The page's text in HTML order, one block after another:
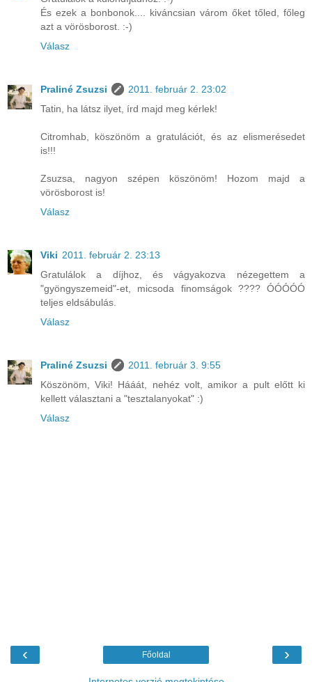
És ezek a bonbonok.... kiváncsian várom őket tőled, főleg
azt a vörösborost. :-)
Válasz
Praliné Zsuzsi
2011. február 2. 23:02
Tatin, ha látsz ilyet, írd majd meg kérlek!
Citromhab, köszönöm a gratulációt, és az elismerésedet
is!!!
Zsuzsa, nagyon szépen köszönöm! Hozom majd a
vörösborost is!
Válasz
Viki 2011. február 2. 23:13
Gratulálok a díjhoz, és vágyakozva nézegettem a
"gyöngyszemeid"-et, micsoda finomságok ???? ÓÓÓÓÓ
teljes eldsábulás.
Válasz
Praliné Zsuzsi
2011. február 3. 9:55
Köszönöm, Viki! Hááát, nehéz volt, amikor a pult előtt ki
kellett választani a "tesztalanyokat" :)
Válasz
‹ ›
Főoldal